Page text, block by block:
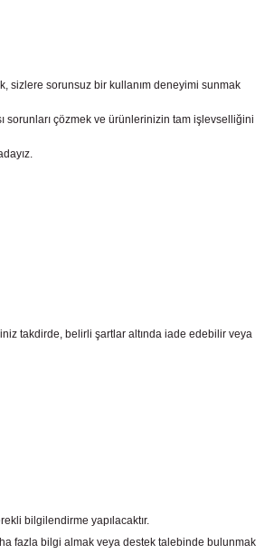
sizlere sorunsuz bir kullanım deneyimi sunmak
sorunları çözmek ve ürünlerinizin tam işlevselliğini
takdirde, belirli şartlar altında iade edebilir veya
bilgilendirme yapılacaktır.
fazla bilgi almak veya destek talebinde bulunmak